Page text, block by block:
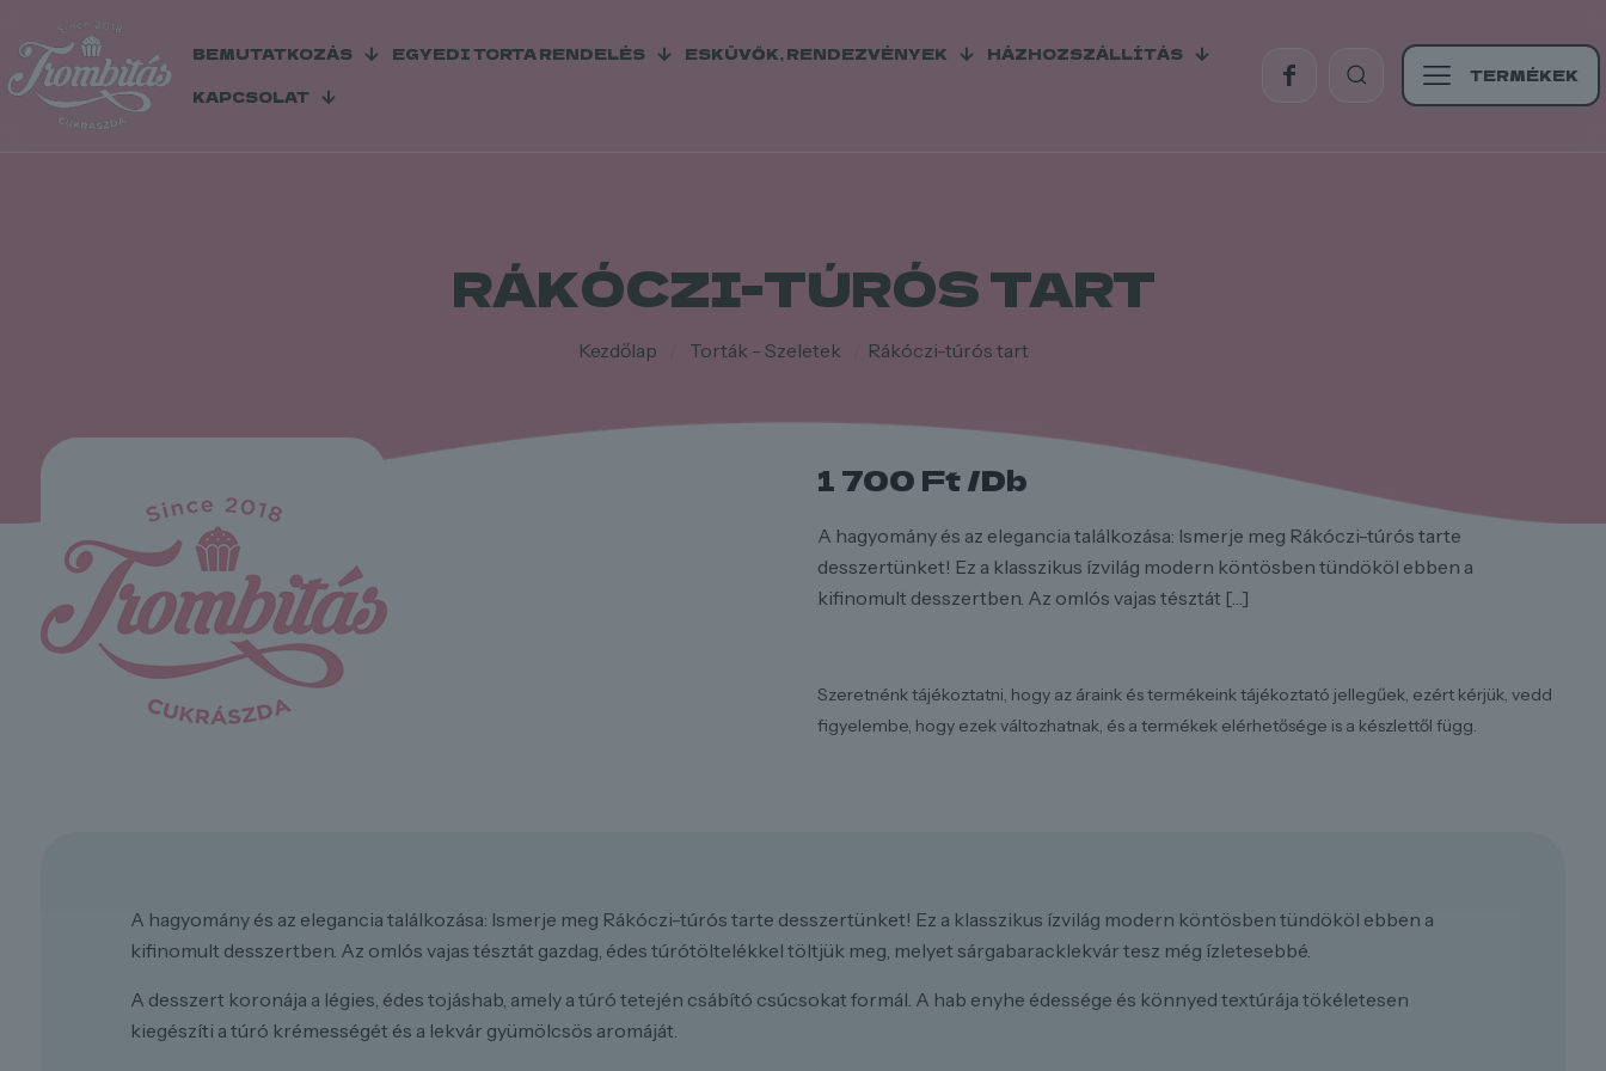
BEMUTATKOZÁS EGYEDI TORTA RENDELÉS ESKÜVŐK, RENDEZVÉNYEK HÁZHOZSZÁLLÍTÁS
KAPCSOLAT
TERMÉKEK
RÁKÓCZI-TÚRÓS TART
Kezdőlap Torták - Szeletek Rákóczi-túrós tart
1 700 Ft/Db
A hagyomány és az elegancia találkozása: Ismerje meg Rákóczi-túrós tarte
desszertünket! Ez a klasszikus ízvilág modern köntösben tündököl ebben a
kifinomult desszertben. Az omlós vajas tésztát […]
Szeretnénk tájékoztatni, hogy az áraink és termékeink tájékoztató jellegűek, ezért kérjük, vedd
figyelembe, hogy ezek változhatnak, és a termékek elérhetősége is a készlettől függ.
A hagyomány és az elegancia találkozása: Ismerje meg Rákóczi-túrós tarte desszertünket! Ez a klasszikus ízvilág modern köntösben tündököl ebben a
kifinomult desszertben. Az omlós vajas tésztát gazdag, édes túrótöltelékkel töltjük meg, melyet sárgabaracklekvár tesz még ízletesebbé.
A desszert koronája a légies, édes tojáshab, amely a túró tetején csábító csúcsokat formál. A hab enyhe édessége és könnyed textúrája tökéletesen
kiegészíti a túró krémességét és a lekvár gyümölcsös aromáját.